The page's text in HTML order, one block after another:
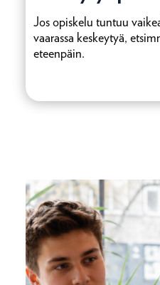
Jos opiskelu tuntuu
vaarassa keskeytyä,
eteenpäin.